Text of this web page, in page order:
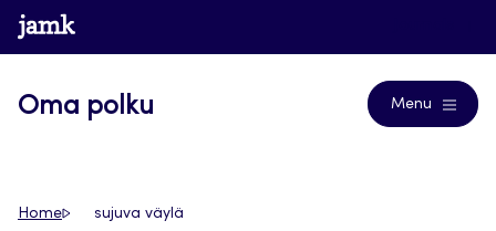
Siirry
suoraan
www.jamk.fi
Oma polku Menu
Home sujuva väylä